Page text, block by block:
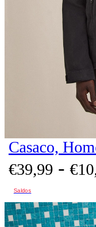
Casaco,
€39,99 - €
Saldos